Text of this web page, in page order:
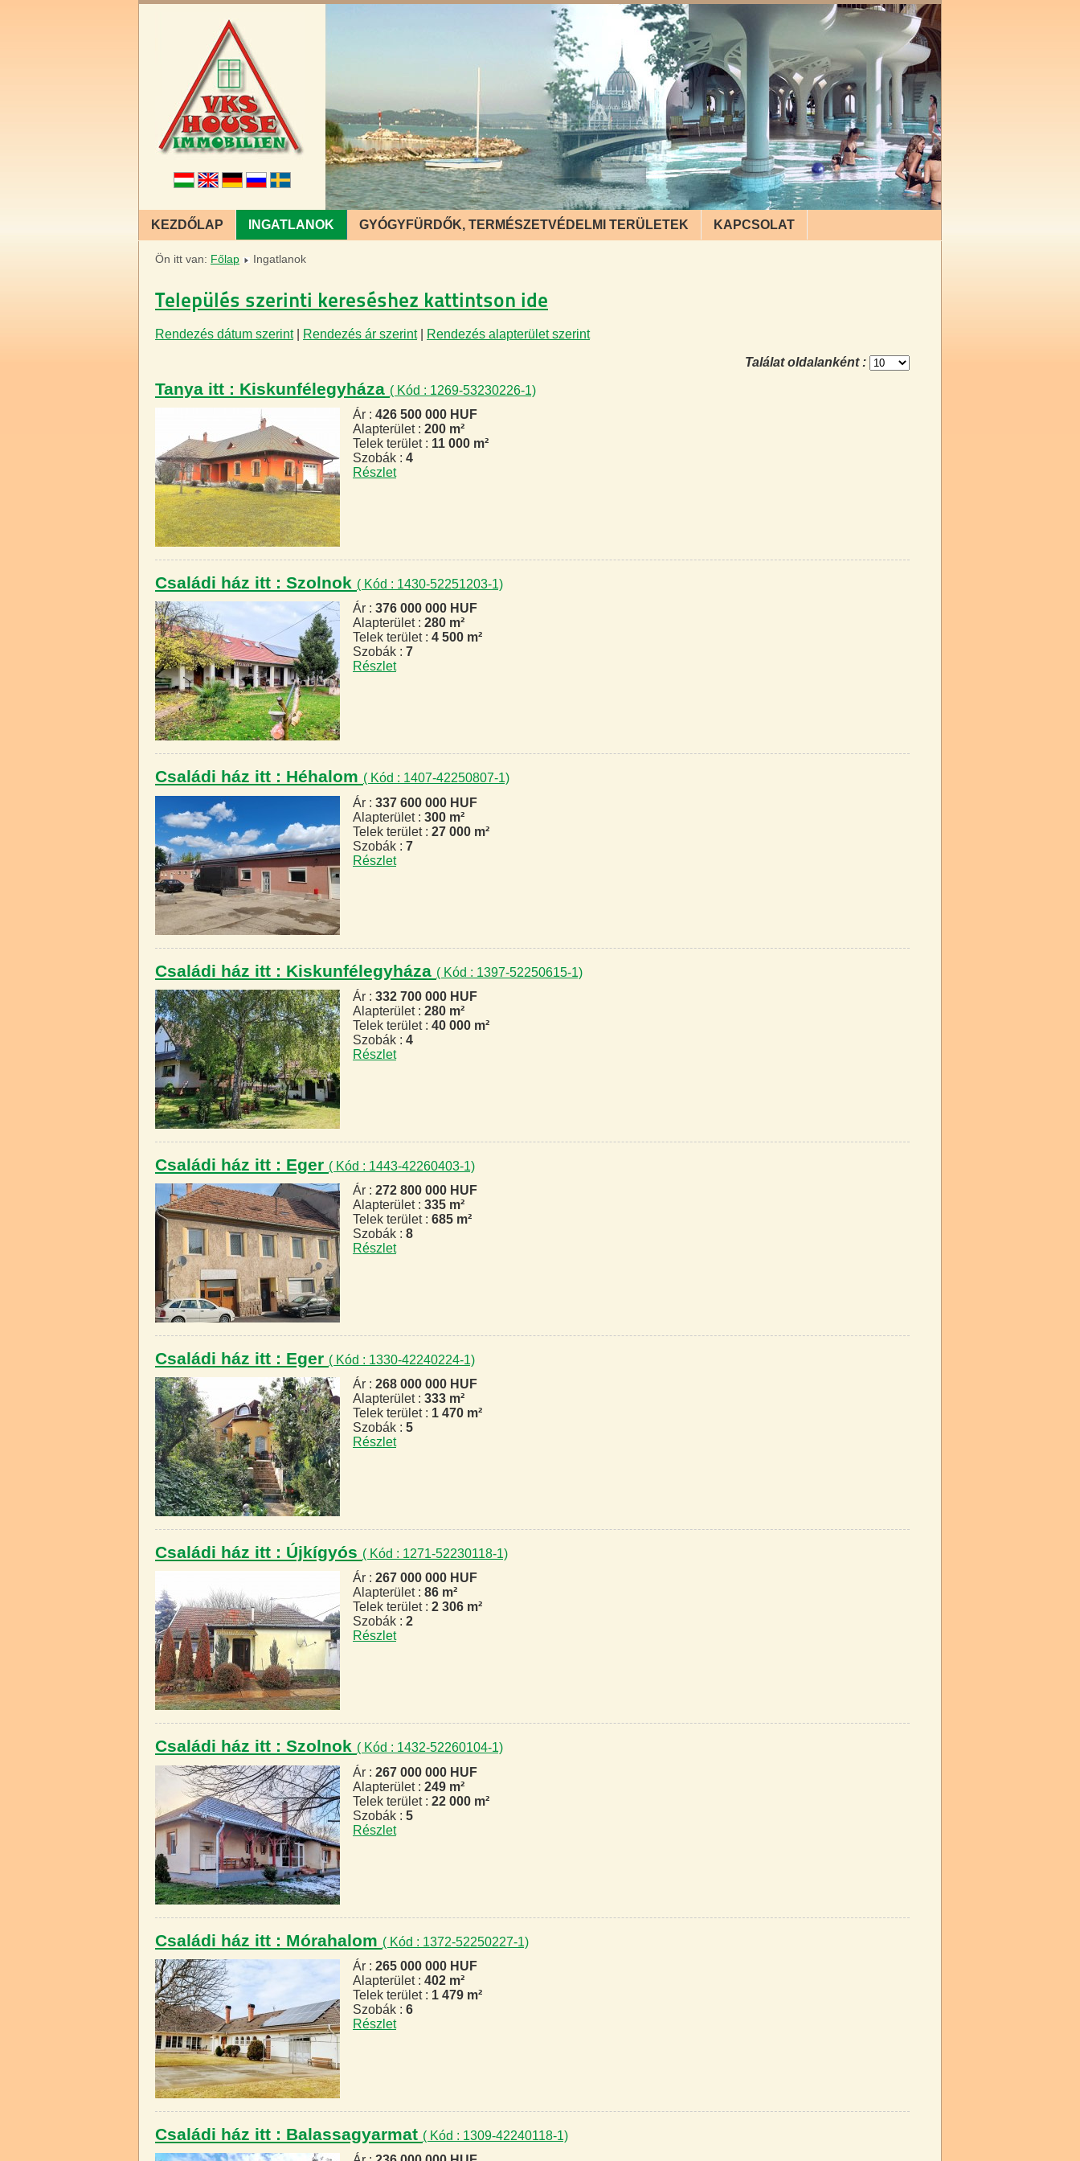
KEZDŐLAP INGATLANOK GYÓGYFÜRDŐK, TERMÉSZETVÉDELMI TERÜLETEK KAPCSOLAT
Ön itt van: Főlap Ingatlanok
Település szerinti kereséshez kattintson ide
Rendezés dátum szerint| Rendezés ár szerint| Rendezés alapterület szerint
Találat oldalanként :
Tanya itt : Kiskunfélegyháza ( Kód : 1269-53230226-1)
Ár : 426 500 000 HUF
Alapterület : 200 m²
Telek terület : 11 000 m²
Szobák : 4
Részlet
Családi ház itt : Szolnok ( Kód : 1430-52251203-1)
Ár : 376 000 000 HUF
Alapterület : 280 m²
Telek terület : 4 500 m²
Szobák : 7
Részlet
Családi ház itt : Héhalom ( Kód : 1407-42250807-1)
Ár : 337 600 000 HUF
Alapterület : 300 m²
Telek terület : 27 000 m²
Szobák : 7
Részlet
Családi ház itt : Kiskunfélegyháza ( Kód : 1397-52250615-1)
Ár : 332 700 000 HUF
Alapterület : 280 m²
Telek terület : 40 000 m²
Szobák : 4
Részlet
Családi ház itt : Eger ( Kód : 1443-42260403-1)
Ár : 272 800 000 HUF
Alapterület : 335 m²
Telek terület : 685 m²
Szobák : 8
Részlet
Családi ház itt : Eger ( Kód : 1330-42240224-1)
Ár : 268 000 000 HUF
Alapterület : 333 m²
Telek terület : 1 470 m²
Szobák : 5
Részlet
Családi ház itt : Újkígyós ( Kód : 1271-52230118-1)
Ár : 267 000 000 HUF
Alapterület : 86 m²
Telek terület : 2 306 m²
Szobák : 2
Részlet
Családi ház itt : Szolnok ( Kód : 1432-52260104-1)
Ár : 267 000 000 HUF
Alapterület : 249 m²
Telek terület : 22 000 m²
Szobák : 5
Részlet
Családi ház itt : Mórahalom ( Kód : 1372-52250227-1)
Ár : 265 000 000 HUF
Alapterület : 402 m²
Telek terület : 1 479 m²
Szobák : 6
Részlet
Családi ház itt : Balassagyarmat ( Kód : 1309-42240118-1)